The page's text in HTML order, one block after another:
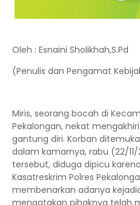
Oleh : Esnaini Sholikhah,S.Pd
(Penulis dan Pengamat
Miris, seorang bocah di
Pekalongan, nekat
gantung diri. Korban
dalam kamarnya, rabu (22/
tersebut, diduga dipicu
Kasatreskrim Polres
membenarkan adanya
mengatakan pihaknya telah